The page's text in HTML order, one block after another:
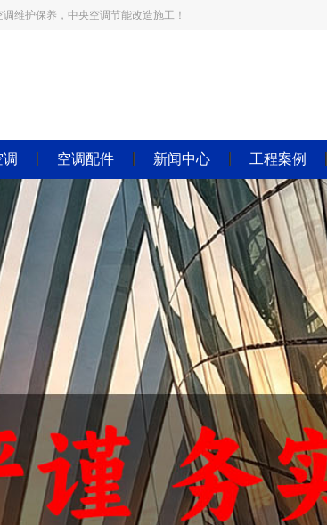
维护保养，中央空调节能改造施工！
空调配件 新闻中心 工程案例